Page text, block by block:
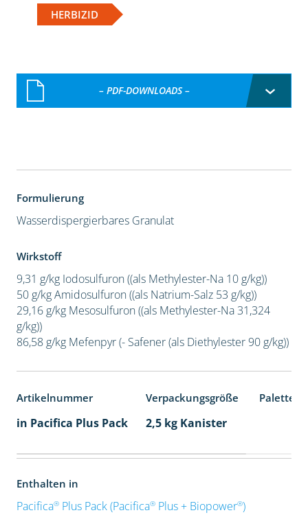
HERBIZID
– PDF-DOWNLOADS –
Formulierung
Wasserdispergierbares Granulat
Wirkstoff
9,31 g/kg Iodosulfuron ((als Methylester-Na 10 g/kg))
50 g/kg Amidosulfuron ((als Natrium-Salz 53 g/kg))
29,16 g/kg Mesosulfuron ((als Methylester-Na 31,324
g/kg))
86,58 g/kg Mefenpyr (- Safener (als Diethylester 90 g/kg))
Artikelnummer Verpackungsgröße
in Pacifica Plus Pack 2,5 kg Kanister
Enthalten in
Pacifica®Plus Pack (Pacifica®Plus + Biopower®)